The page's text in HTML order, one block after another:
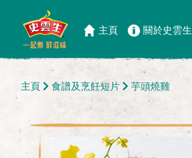
主頁 關於史雲生
主頁 食譜及烹飪短片 芋頭燒雞